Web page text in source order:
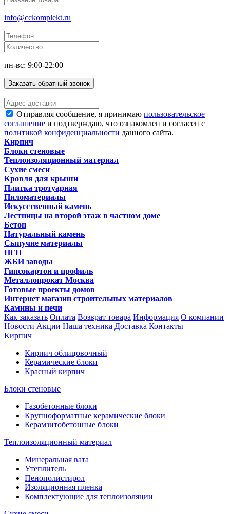
info@cckomplekt.ru
пн-вс: 9:00-22:00
Заказать обратный звонок
Отправляя сообщение, я принимаю пользовательское
соглашение и подтверждаю, что ознакомлен и согласен с
политикой конфиденциальности данного сайта.
Кирпич
Блоки стеновые
Теплоизоляционный материал
Сухие смеси
Кровля для крыши
Плитка тротуарная
Пиломатериалы
Искусственный камень
Лестницы на второй этаж в частном доме
Бетон
Натуральный камень
Сыпучие материалы
ПГП
ЖБИ заводы
Гипсокартон и профиль
Металлопрокат Москва
Готовые проекты домов
Интернет магазин строительных материалов
Камины и печи
Как заказать Оплата Возврат товара Информация О компании
Новости Акции Наша техника Доставка Контакты
Кирпич
Кирпич облицовочный
Керамические блоки
Красный кирпич
Блоки стеновые
Газобетонные блоки
Крупноформатные керамические блоки
Керамзитобетонные блоки
Теплоизоляционный материал
Минеральная вата
Утеплитель
Пенополистирол
Изоляционная пленка
Комплектующие для теплоизоляции